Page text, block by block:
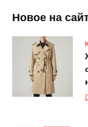
Новое на